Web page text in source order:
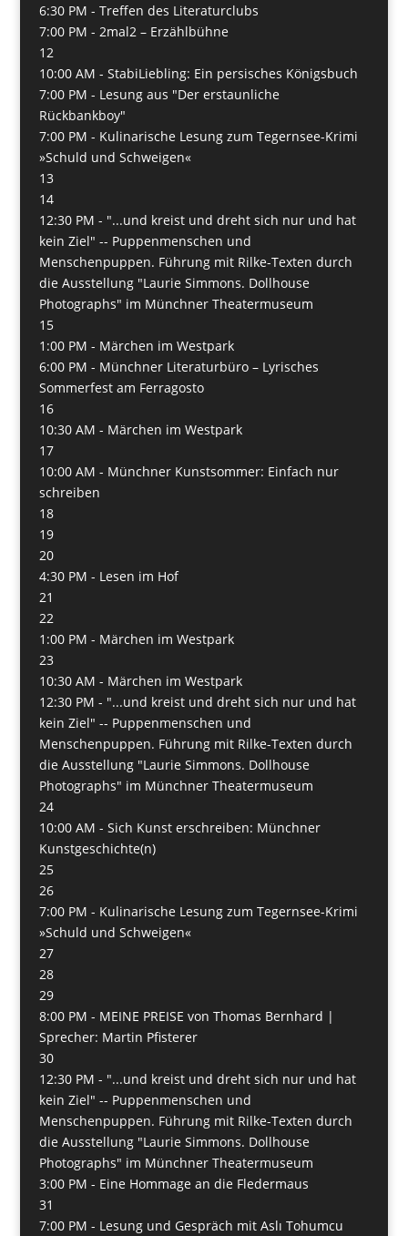
6:30 PM - Treffen des Literaturclubs
7:00 PM - 2mal2 – Erzählbühne
12
10:00 AM - StabiLiebling: Ein persisches Königsbuch
7:00 PM - Lesung aus "Der erstaunliche
Rückbankboy"
7:00 PM - Kulinarische Lesung zum Tegernsee-Krimi
»Schuld und Schweigen«
13
14
12:30 PM - "...und kreist und dreht sich nur und hat
kein Ziel" -- Puppenmenschen und
Menschenpuppen. Führung mit Rilke-Texten durch
die Ausstellung "Laurie Simmons. Dollhouse
Photographs" im Münchner Theatermuseum
15
1:00 PM - Märchen im Westpark
6:00 PM - Münchner Literaturbüro – Lyrisches
Sommerfest am Ferragosto
16
10:30 AM - Märchen im Westpark
17
10:00 AM - Münchner Kunstsommer: Einfach nur
schreiben
18
19
20
4:30 PM - Lesen im Hof
21
22
1:00 PM - Märchen im Westpark
23
10:30 AM - Märchen im Westpark
12:30 PM - "...und kreist und dreht sich nur und hat
kein Ziel" -- Puppenmenschen und
Menschenpuppen. Führung mit Rilke-Texten durch
die Ausstellung "Laurie Simmons. Dollhouse
Photographs" im Münchner Theatermuseum
24
10:00 AM - Sich Kunst erschreiben: Münchner
Kunstgeschichte(n)
25
26
7:00 PM - Kulinarische Lesung zum Tegernsee-Krimi
»Schuld und Schweigen«
27
28
29
8:00 PM - MEINE PREISE von Thomas Bernhard |
Sprecher: Martin Pfisterer
30
12:30 PM - "...und kreist und dreht sich nur und hat
kein Ziel" -- Puppenmenschen und
Menschenpuppen. Führung mit Rilke-Texten durch
die Ausstellung "Laurie Simmons. Dollhouse
Photographs" im Münchner Theatermuseum
3:00 PM - Eine Hommage an die Fledermaus
31
7:00 PM - Lesung und Gespräch mit Aslı Tohumcu